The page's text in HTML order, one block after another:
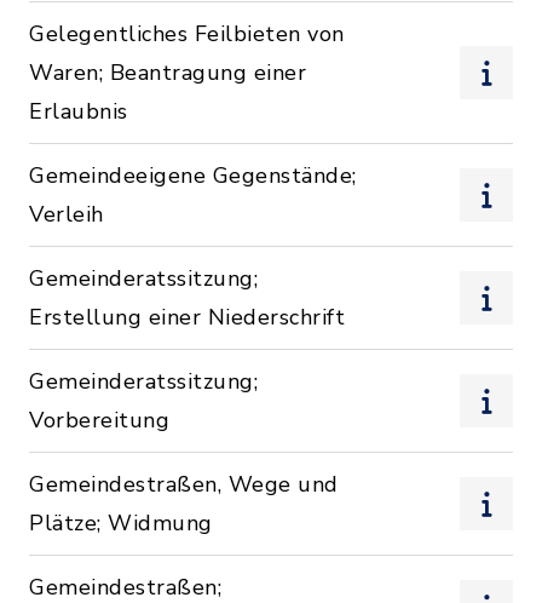
Gelegentliches Feilbieten von
Waren; Beantragung einer
Erlaubnis
Gemeindeeigene Gegenstände;
Verleih
Gemeinderatssitzung;
Erstellung einer Niederschrift
Gemeinderatssitzung;
Vorbereitung
Gemeindestraßen, Wege und
Plätze; Widmung
Gemeindestraßen;